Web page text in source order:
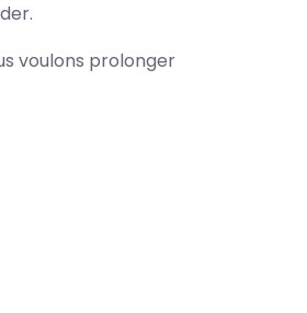
voulons prolonger